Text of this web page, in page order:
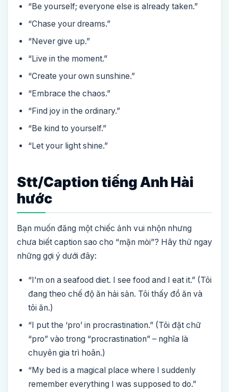
“Be yourself; everyone else is already taken.”
“Chase your dreams.”
“Never give up.”
“Live in the moment.”
“Create your own sunshine.”
“Embrace the chaos.”
“Find joy in the ordinary.”
“Be kind to yourself.”
“Let your light shine.”
Stt/Caption tiếng Anh Hài
hước
Bạn muốn đăng một chiếc ảnh vui nhộn nhưng
chưa biết caption sao cho “mặn mòi”? Hãy thử ngay
những gợi ý dưới đây:
“I’m on a seafood diet. I see food and I eat it.” (Tôi
đang theo chế độ ăn hải sản. Tôi thấy đồ ăn và
tôi ăn.)
“I put the ‘pro’ in procrastination.” (Tôi đặt chữ
“pro” vào trong “procrastination” – nghĩa là
chuyên gia trì hoãn.)
“My bed is a magical place where I suddenly
remember everything I was supposed to do.”